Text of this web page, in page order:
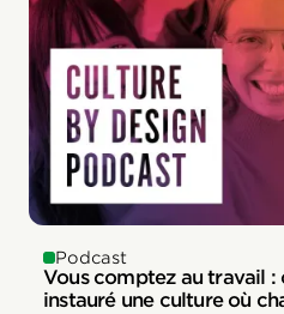
Podcast
Vous comptez au travail :
instauré une culture où